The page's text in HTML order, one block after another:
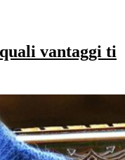
vantaggi ti